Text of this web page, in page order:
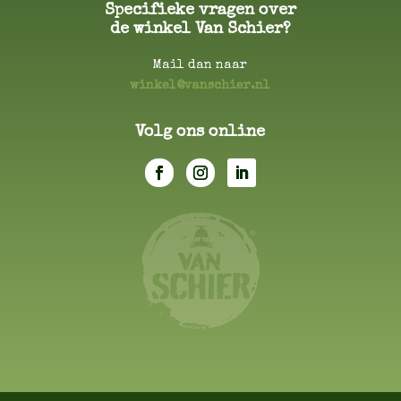
Specifieke vragen over
de winkel Van Schier?
Mail dan naar
winkel@vanschier.nl
Volg ons online